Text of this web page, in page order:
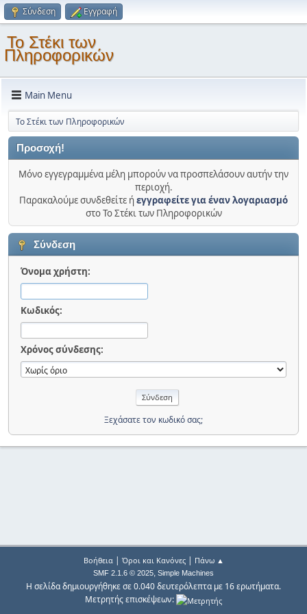
Σύνδεση Εγγραφή
Το Στέκι των
Πληροφορικών
Main Menu
Το Στέκι των Πληροφορικών
Προσοχή!
Μόνο εγγεγραμμένα μέλη μπορούν να προσπελάσουν αυτήν την
περιοχή.
Παρακαλούμε συνδεθείτε ήεγγραφείτε για έναν λογαριασμό
στο Το Στέκι των Πληροφορικών
Σύνδεση
Όνομα χρήστη:
Κωδικός:
Χρόνος σύνδεσης:
Ξεχάσατε τον κωδικό σας;
Βοήθεια| Όροι και Κανόνες| Πάνω ▲
SMF 2.1.6 © 2025, Simple Machines
Η σελίδα δημιουργήθηκε σε 0.040 δευτερόλεπτα με 16 ερωτήματα.
Μετρητής επισκέψεων: